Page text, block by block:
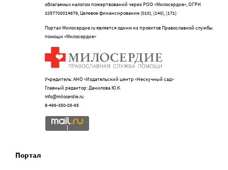
облагаемых налогом пожертвований через РОО «Милосердие», ОГРН
1057700014679, Целевое финансирование (010), (140), (171)
Портал Милосердие.ru является одним из проектов Православной службы
помощи «Милосердие»
Учредитель: АНО «Издательский центр «Нескучный сад»
Главный редактор: Данилова Ю.К.
info@miloserdie.ru
8-499-350-05-95
Портал